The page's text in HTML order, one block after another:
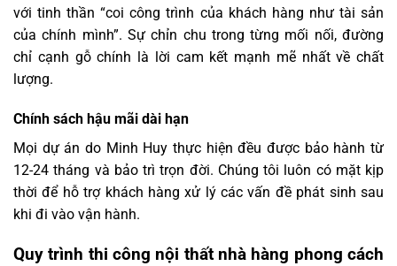
với tinh thần “coi công trình của khách hàng như tài sản
của chính mình”. Sự chỉn chu trong từng mối nối, đường
chỉ cạnh gỗ chính là lời cam kết mạnh mẽ nhất về chất
lượng.
Chính sách hậu mãi dài hạn
Mọi dự án do Minh Huy thực hiện đều được bảo hành từ
12-24 tháng và bảo trì trọn đời. Chúng tôi luôn có mặt kịp
thời để hỗ trợ khách hàng xử lý các vấn đề phát sinh sau
khi đi vào vận hành.
Quy trình thi công nội thất nhà hàng phong cách